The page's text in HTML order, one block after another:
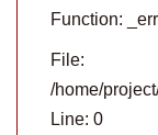
Function:
File:
/home/
Line: 0